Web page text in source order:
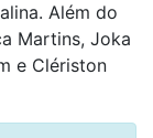
Além do
Martins, Joka
e Clériston